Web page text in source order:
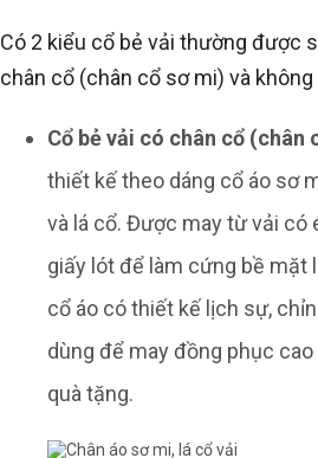
Có 2 kiểu cổ bẻ vải thường được
chân cổ (chân cổ sơ mi) và
Cổ bẻ vải có chân cổ (chân
thiết kế theo dáng cổ áo sơ
và lá cổ. Được may từ vải có
giấy lót để làm cứng bề mặt
cổ áo có thiết kế lịch sự,
dùng để may đồng phục
quà tặng.